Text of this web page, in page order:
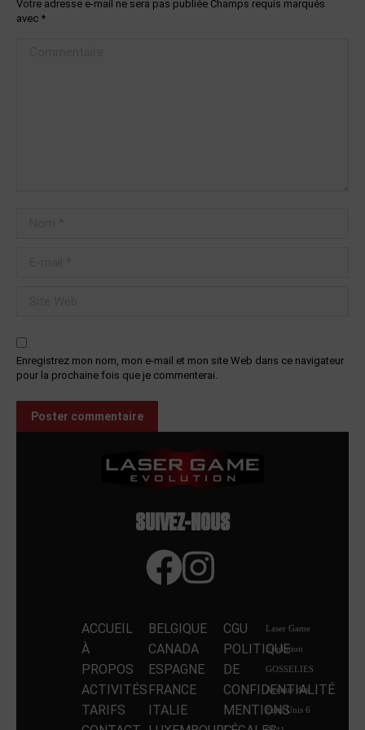
Votre adresse e-mail ne sera pas publiée Champs requis marqués
avec *
Enregistrez mon nom, mon e-mail et mon site Web dans ce navigateur
pour la prochaine fois que je commenterai.
Poster commentaire
SUIVEZ-NOUS
ACCUEIL
À
PROPOS
ACTIVITÉS
TARIFS
BELGIQUE
CANADA
ESPAGNE
FRANCE
ITALIE
CGU
POLITIQUE
DE
CONFIDENTIALITÉ
MENTIONS
Laser Game
Evolution
GOSSELIES
Avenue des
Etats Unis 6